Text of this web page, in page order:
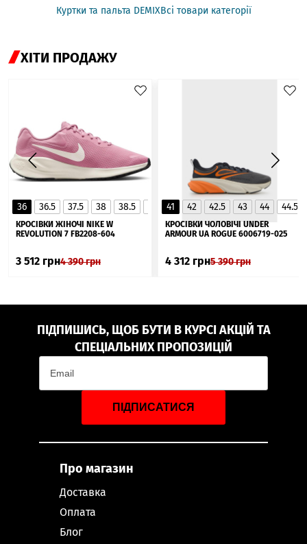
Куртки та пальта DEMIXВсі товари категорії
ХІТИ ПРОДАЖУ
36 36.5 37.5 38 38.5 40 40.5
41
▲
КРОСІВКИ ЖІНОЧІ NIKE W
REVOLUTION 7 FB2208-604
3 512 грн4 390грн
41 42 42.5 43 44 44.5
КРОСІВКИ ЧОЛОВІЧІ UNDER
ARMOUR UA ROGUE 6006719-025
4 312 грн5 390грн
ПІДПИШИСЬ, ЩОБ БУТИ В КУРСІ АКЦІЙ ТА
СПЕЦІАЛЬНИХ ПРОПОЗИЦІЙ
ПІДПИСАТИСЯ
Про магазин
Доставка
Оплата
Блог